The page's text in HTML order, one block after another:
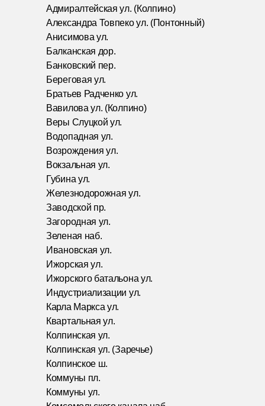
Адмиралтейская ул. (Колпино)
Александра Товпеко ул. (Понтонный)
Анисимова ул.
Балканская дор.
Банковский пер.
Береговая ул.
Братьев Радченко ул.
Вавилова ул. (Колпино)
Веры Слуцкой ул.
Водопадная ул.
Возрождения ул.
Вокзальная ул.
Губина ул.
Железнодорожная ул.
Заводской пр.
Загородная ул.
Зеленая наб.
Ивановская ул.
Ижорская ул.
Ижорского батальона ул.
Индустриализации ул.
Карла Маркса ул.
Квартальная ул.
Колпинская ул.
Колпинская ул. (Заречье)
Колпинское ш.
Коммуны пл.
Коммуны ул.